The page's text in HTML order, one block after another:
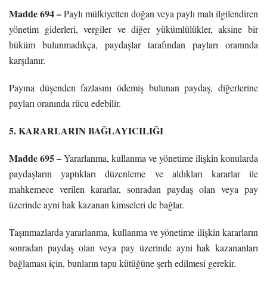
Madde 694 –Paylı mülkiyetten doğan veya paylı malı ilgilendiren
yönetim giderleri, vergiler ve diğer yükümlülükler, aksine bir
hüküm bulunmadıkça, paydaşlar tarafından payları oranında
karşılanır.
Payına düşenden fazlasını ödemiş bulunan paydaş, diğerlerine
payları oranında rücu edebilir.
5. KARARLARIN BAĞLAYICILIĞI
Madde 695 –Yararlanma, kullanma ve yönetime ilişkin konularda
paydaşların yaptıkları düzenleme ve aldıkları kararlar ile
mahkemece verilen kararlar, sonradan paydaş olan veya pay
üzerinde ayni hak kazanan kimseleri de bağlar.
Taşınmazlarda yararlanma, kullanma ve yönetime ilişkin kararların
sonradan paydaş olan veya pay üzerinde ayni hak kazananları
bağlaması için, bunların tapu kütüğüne şerh edilmesi gerekir.